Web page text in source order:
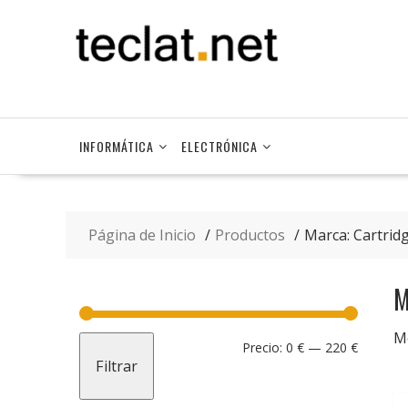
INFORMÁTICA ELECTRÓNICA
Página de Inicio Productos Marca:
Precio
Precio
Filtrar
Precio: 0 € — 220 €